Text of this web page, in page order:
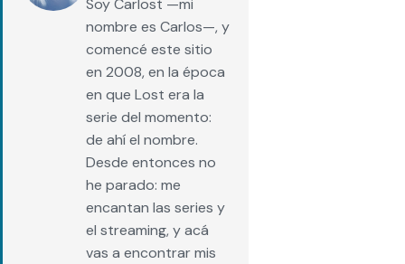
Soy Carlost —mi
nombre es Carlos—, y
comencé este sitio
en 2008, en la época
en que Lost era la
serie del momento:
de ahí el nombre.
Desde entonces no
he parado: me
encantan las series y
el streaming, y acá
vas a encontrar mis